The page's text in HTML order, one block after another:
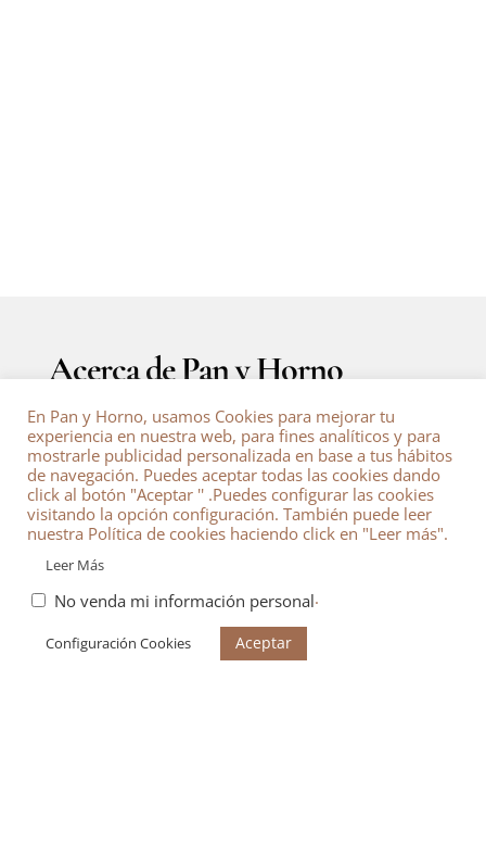
Acerca de Pan y Horno
Acerca de
Calculadora de Conversiones de Cocina
Contacto
Política de Cookie
Política de privacidad
Términos y Condiciones
Entradas recientes
Torta de Zanahoria una delicia fácil de preparar y saludable.
En Pan y Horno, usamos Cookies para mejorar tu
experiencia en nuestra web, para fines analíticos y para
mostrarle publicidad personalizada en base a tus hábitos
de navegación. Puedes aceptar todas las cookies dando
click al botón "Aceptar '' .Puedes configurar las cookies
visitando la opción configuración. También puede leer
nuestra Política de cookies haciendo click en "Leer más".
Leer Más
No venda mi información personal.
Configuración Cookies Aceptar